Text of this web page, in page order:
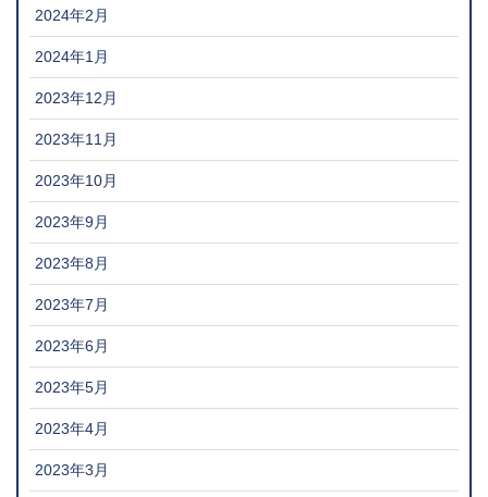
2024年2月
2024年1月
2023年12月
2023年11月
2023年10月
2023年9月
2023年8月
2023年7月
2023年6月
2023年5月
2023年4月
2023年3月